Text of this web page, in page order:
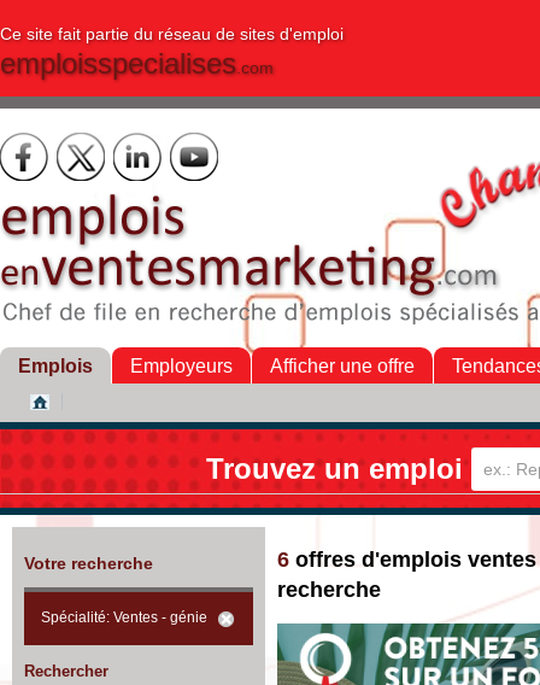
Ce site fait partie du réseau de sites d'emploi
emploisspecialises.com
Emplois Employeurs Afficher une offre
Trouvez un emploi
Votre recherche
Spécialité: Ventes - génie
Rechercher
6 offres d'emplois
recherche